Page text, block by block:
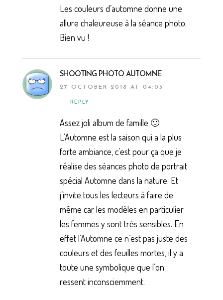
Les couleurs d’automne donne une
allure chaleureuse à la séance photo.
Bien vu !
SHOOTING PHOTO AUTOMNE
27 OCTOBER 2018 AT 04:03
REPLY
Assez joli album de famille 🙂
L’Automne est la saison qui a la plus
forte ambiance, c’est pour ça que je
réalise des séances photo de portrait
spécial Automne dans la nature. Et
j’invite tous les lecteurs à faire de
même car les modèles en particulier
les femmes y sont très sensibles. En
effet l’Automne ce n’est pas juste des
couleurs et des feuilles mortes, il y a
toute une symbolique que l’on
ressent inconsciemment.